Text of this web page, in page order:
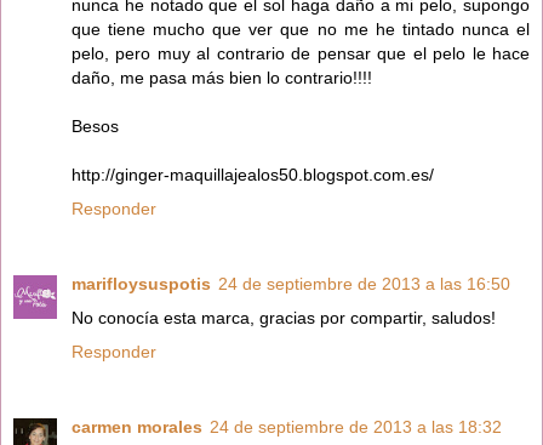
nunca he notado que el sol haga daño a mi pelo, supongo
que tiene mucho que ver que no me he tintado nunca el
pelo, pero muy al contrario de pensar que el pelo le hace
daño, me pasa más bien lo contrario!!!!
Besos
http://ginger-maquillajealos50.blogspot.com.es/
Responder
marifloysuspotis 24 de septiembre de 2013 a las 16:50
No conocía esta marca, gracias por compartir, saludos!
Responder
carmen morales 24 de septiembre de 2013 a las 18:32